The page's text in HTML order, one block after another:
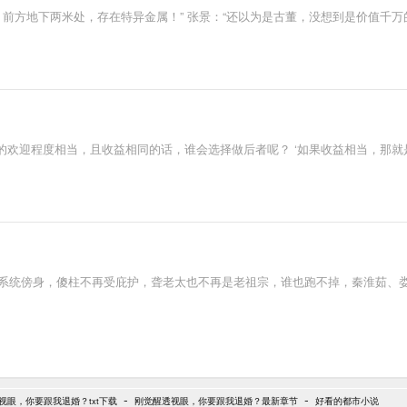
方地下两米处，存在特异金属！” 张景：“还以为是古董，没想到是价值
迎程度相当，且收益相同的话，谁会选择做后者呢？ ‘如果收益相当，那
傍身，傻柱不再受庇护，聋老太也不再是老祖宗，谁也跑不掉，秦淮茹
眼，你要跟我退婚？txt下载 - 刚觉醒透视眼，你要跟我退婚？最新章节 - 好看的都市小说